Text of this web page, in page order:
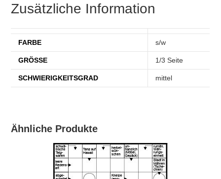
Zusätzliche Information
FARBE s/w
GRÖSSE 1/3 Seite
SCHWIERIGKEITSGRAD mittel
Ähnliche Produkte